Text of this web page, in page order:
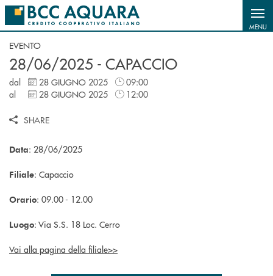
Salta al contenuto principale
MENU
EVENTO
28/06/2025 - CAPACCIO
dal 28 GIUGNO 2025
09:00
al
28 GIUGNO 2025 12:00
SHARE
Data: 28/06/2025
Filiale: Capaccio
Orario: 09.00 - 12.00
Luogo: Via S.S. 18 Loc. Cerro
Vai alla pagina della filiale>>